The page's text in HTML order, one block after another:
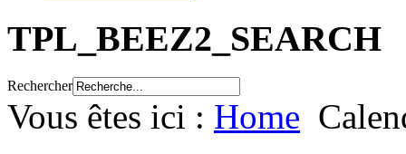
TPL_BEEZ2_SEARCH
Rechercher
Vous êtes ici : Home